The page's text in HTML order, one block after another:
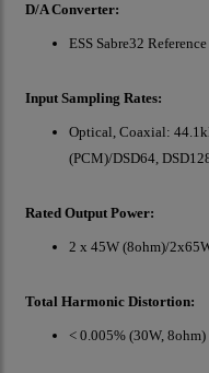
D/A Converter:
ESS Sabre32
Input Sampling Rates:
Optical, Coaxial:
(PCM)/DSD64,
Rated Output Power:
2 x 45W (8ohm)/
Total Harmonic Distortion:
< 0.005% (30W, 8ohm)